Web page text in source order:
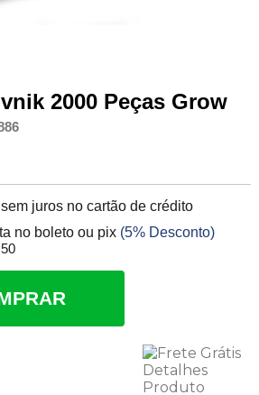
2000 Peças Grow
sem juros no cartão de crédito
no boleto ou pix (5% Desconto)